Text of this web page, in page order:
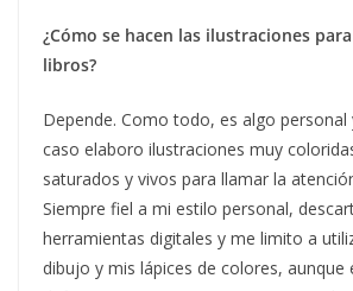
¿Cómo se hacen las ilustraciones
libros?
Depende. Como todo, es algo personal
caso elaboro ilustraciones muy
saturados y vivos para llamar la
Siempre fiel a mi estilo personal,
herramientas digitales y me limito a
dibujo y mis lápices de colores, aunque